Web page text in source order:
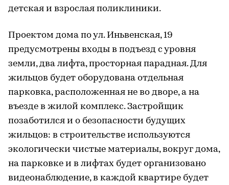
детская и взрослая поликлиники.
Проектом дома по ул. Иньвенская, 19
предусмотрены входы в подъезд с уровня
земли, два лифта, просторная парадная. Для
жильцов будет оборудована отдельная
парковка, расположенная не во дворе, а на
въезде в жилой комплекс. Застройщик
позаботился и о безопасности будущих
жильцов: в строительстве используются
экологически чистые материалы, вокруг дома,
на парковке и в лифтах будет организовано
видеонаблюдение, в каждой квартире будет